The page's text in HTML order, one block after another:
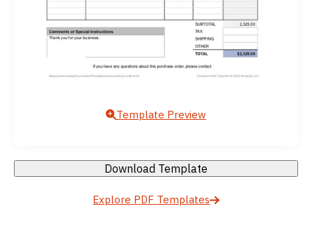
Template Preview
Download Template
Explore PDF Templates